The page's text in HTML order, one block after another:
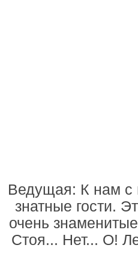
Ведущая: К нам с
знатные гости.
очень
Стоя... Нет... О!